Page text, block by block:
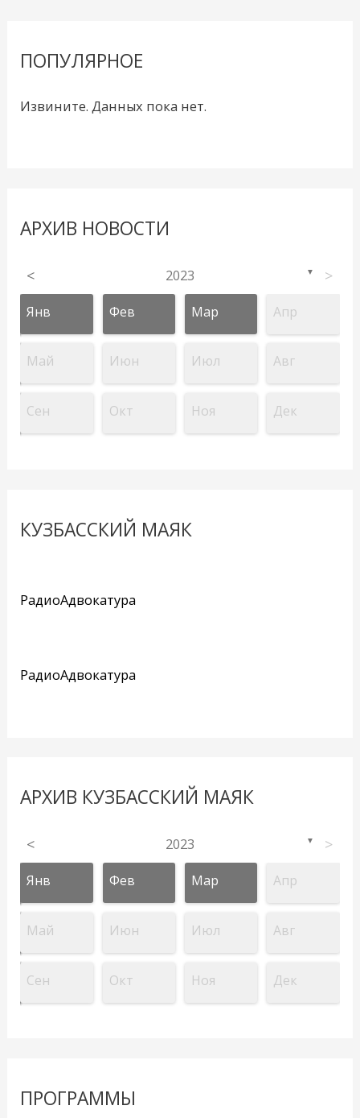
ПОПУЛЯРНОЕ
Извините. Данных пока нет.
АРХИВ НОВОСТИ
< 2023 ▼ >
Янв Фев Мар Апр
Май Июн Июл Авг
Сен Окт Ноя Дек
КУЗБАССКИЙ МАЯК
РадиоАдвокатура
РадиоАдвокатура
АРХИВ КУЗБАССКИЙ МАЯК
< 2023 ▼ >
Янв Фев Мар Апр
Май Июн Июл Авг
Сен Окт Ноя Дек
ПРОГРАММЫ